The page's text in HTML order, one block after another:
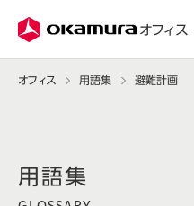
オフィス
オフィス 用語集 避難計画